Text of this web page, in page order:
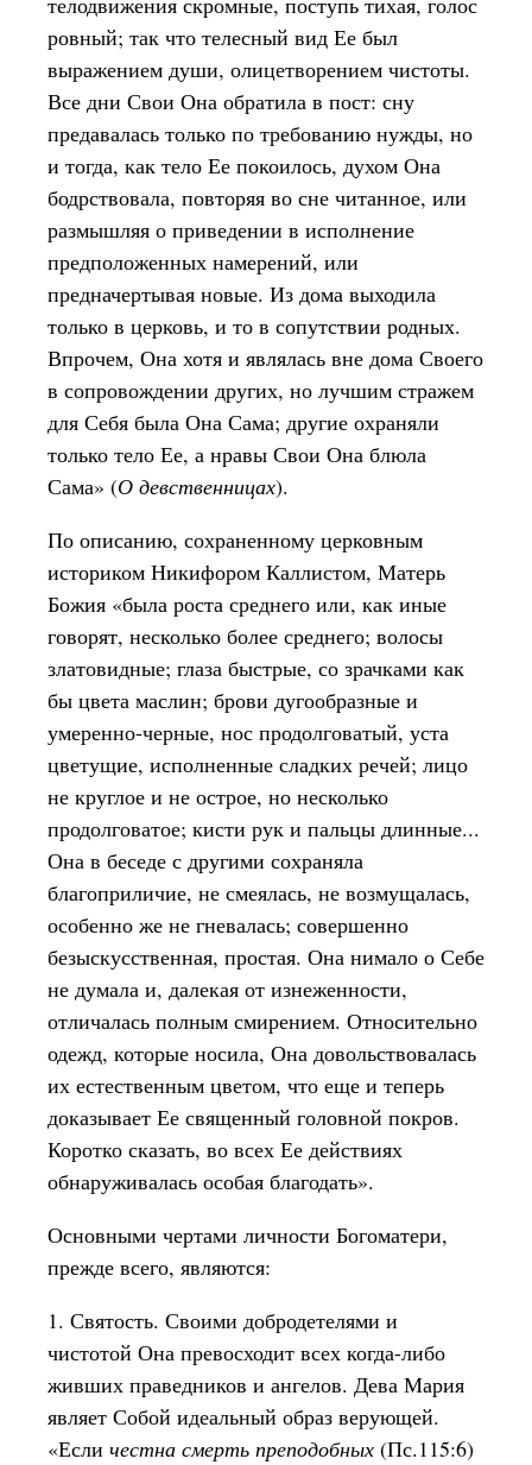
ровный; так что телесный вид Ее был
выражением души, олицетворением чистоты.
Все дни Свои Она обратила в пост: сну
предавалась только по требованию нужды, но
и тогда, как тело Ее покоилось, духом Она
бодрствовала, повторяя во сне читанное, или
размышляя о приведении в исполнение
предположенных намерений, или
предначертывая новые. Из дома выходила
только в церковь, и то в сопутствии родных.
Впрочем, Она хотя и являлась вне дома Своего
в сопровождении других, но лучшим стражем
для Себя была Она Сама; другие охраняли
только тело Ее, а нравы Свои Она блюла
Сама» (О девственницах).
По описанию, сохраненному церковным
историком Никифором Каллистом, Матерь
Божия «была роста среднего или, как иные
говорят, несколько более среднего; волосы
златовидные; глаза быстрые, со зрачками как
бы цвета маслин; брови дугообразные и
умеренно-черные, нос продолговатый, уста
цветущие, исполненные сладких речей; лицо
не круглое и не острое, но несколько
продолговатое; кисти рук и пальцы длинные...
Она в беседе с другими сохраняла
благоприличие, не смеялась, не возмущалась,
особенно же не гневалась; совершенно
безыскусственная, простая. Она нимало о Себе
не думала и, далекая от изнеженности,
отличалась полным смирением. Относительно
одежд, которые носила, Она довольствовалась
их естественным цветом, что еще и теперь
доказывает Ее священный головной покров.
Коротко сказать, во всех Ее действиях
обнаруживалась особая благодать».
Основными чертами личности Богоматери,
прежде всего, являются:
1. Святость. Своими добродетелями и
чистотой Она превосходит всех когда-либо
живших праведников и ангелов. Дева Мария
являет Собой идеальный образ верующей.
«Если честна смерть преподобных (Пс.115:6)